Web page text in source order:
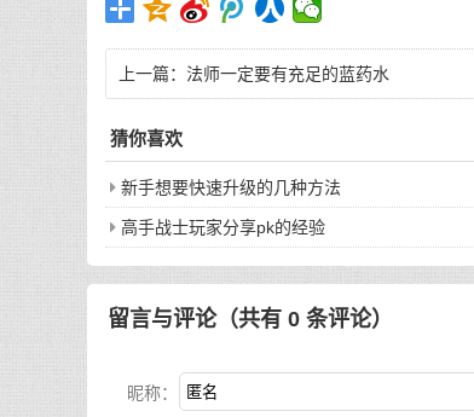
上一篇： 法师一定要有充足的蓝药水
猜你喜欢
新手想要快速升级的几种方法
高手战士玩家分享pk的经验
留言与评论（共有 0 条评论）
昵称：